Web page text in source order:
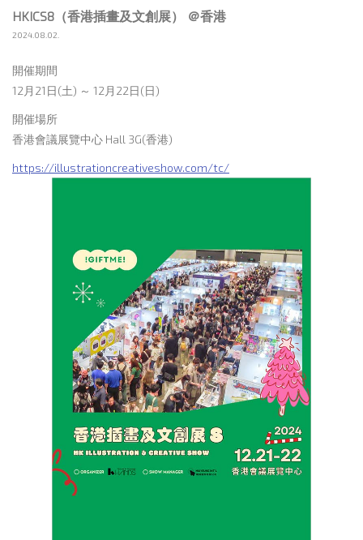
HKICS8（香港插畫及文創展） ＠香港
2024.08.02.
開催期間
12月21日(土) ～ 12月22日(日)
開催場所
香港會議展覽中心 Hall 3G(香港)
https://illustrationcreativeshow.com/tc/